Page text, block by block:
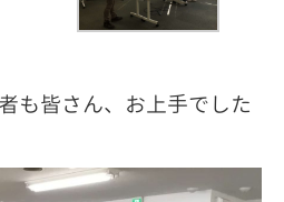
も皆さん、お上手でした